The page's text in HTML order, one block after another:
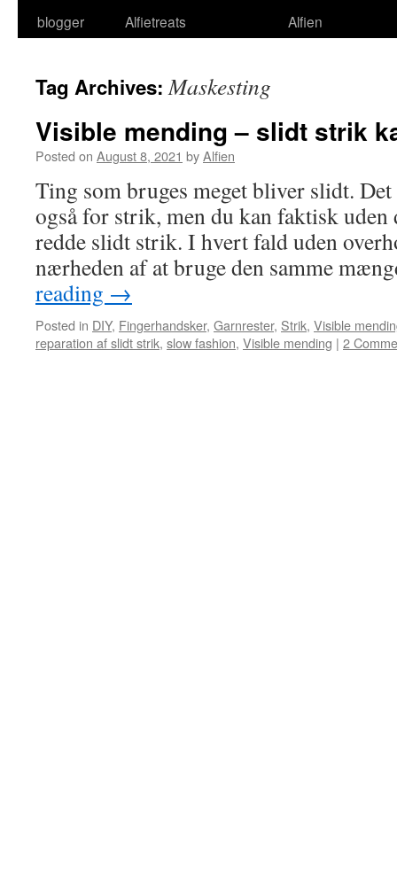
blogger
Alfietreats
Alfien
Tag Archives:Maskesting
Visible mending – slidt strik
Posted on August 8, 2021 byAlfien
Ting som bruges meget bliver slidt.
også for strik, men du kan faktisk uden
redde slidt strik. I hvert fald uden
nærheden af at bruge den samme
reading →
Posted in DIY, Fingerhandsker, Garnrester, Strik, Visible
reparation af slidt strik, slow fashion, Visible mending | 2